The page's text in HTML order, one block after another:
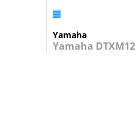
Yamaha
Yamaha DTXM12